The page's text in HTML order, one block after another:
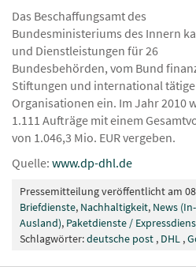
Das Beschaffungsamt des
Bundesministeriums des Innern
und Dienstleistungen für 26
Bundesbehörden, vom Bund
Stiftungen und international tätige
Organisationen ein. Im Jahr 2010
1.111 Aufträge mit einem
von 1.046,3 Mio. EUR vergeben.
Quelle: www.dp-dhl.de
Pressemitteilung veröffentlicht am
Briefdienste, Nachhaltigkeit, News
Ausland), Paketdienste /
Schlagwörter:deutsche post , DHL ,